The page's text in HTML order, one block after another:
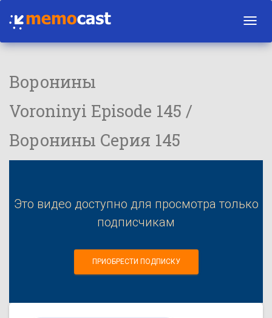
Воронины
Voroninyi Episode 145 /
Воронины Серия 145
Это видео доступно для просмотра только
подписчикам
ПРИОБРЕСТИ ПОДПИСКУ